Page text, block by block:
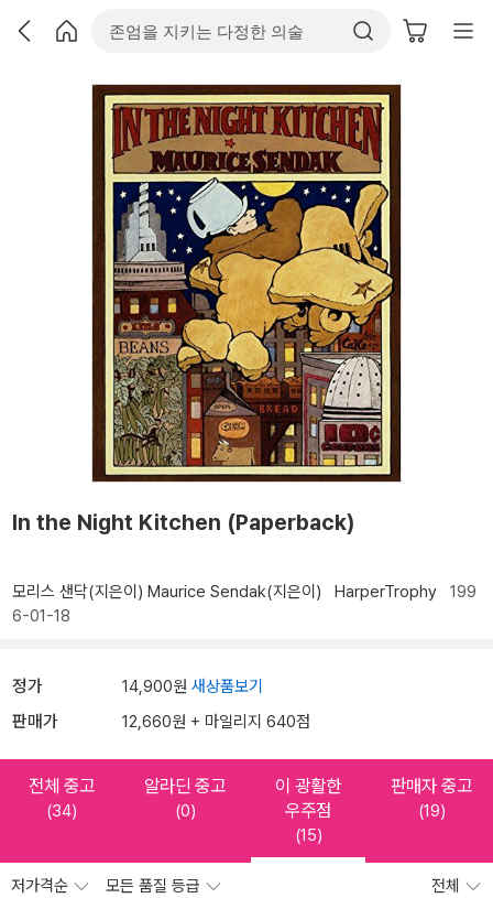
In the Night Kitchen (Paperback)
모리스 샌닥(지은이) Maurice Sendak(지은이) HarperTrophy 199
6-01-18
정가 14,900원 새상품보기
판매가 12,660원 + 마일리지 640점
전체 중고
(34)
알라딘 중고
(0)
이 광활한
우주점
(15)
판매자 중고
(19)
저가격순 모든 품질 등급 전체